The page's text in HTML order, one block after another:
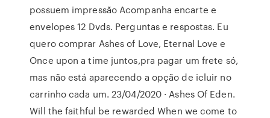
possuem impressão Acompanha encarte e
envelopes 12 Dvds. Perguntas e respostas. Eu
quero comprar Ashes of Love, Eternal Love e
Once upon a time juntos,pra pagar um frete só,
mas não está aparecendo a opção de icluir no
carrinho cada um. 23/04/2020 · Ashes Of Eden.
Will the faithful be rewarded When we come to